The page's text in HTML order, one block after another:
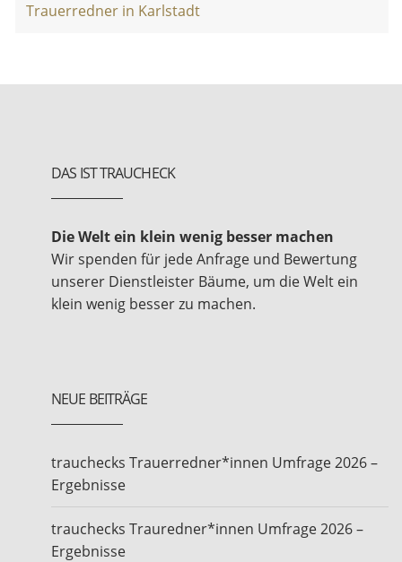
Trauerredner in Karlstadt
DAS IST TRAUCHECK
Die Welt ein klein wenig besser machen
Wir spenden für jede Anfrage und Bewertung
unserer Dienstleister Bäume, um die Welt ein
klein wenig besser zu machen.
NEUE BEITRÄGE
trauchecks Trauerredner*innen Umfrage 2026 –
Ergebnisse
trauchecks Trauredner*innen Umfrage 2026 –
Ergebnisse